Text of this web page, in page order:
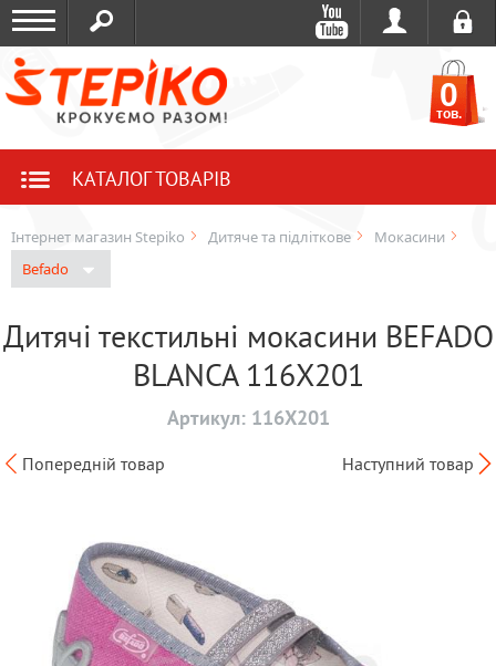
0
тов.
КАТАЛОГ ТОВАРІВ
Інтернет магазин Stepiko Дитяче та підліткове
Мокасини
Befado
Дитячі текстильні мокасини BEFADO
BLANCA 116X201
Артикул: 116X201
Попередній товар Наступний товар